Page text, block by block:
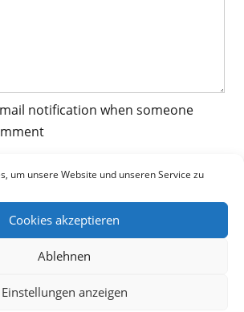
um unsere Website und unseren Service zu
Cookies akzeptieren
Ablehnen
Einstellungen anzeigen
notification when someone